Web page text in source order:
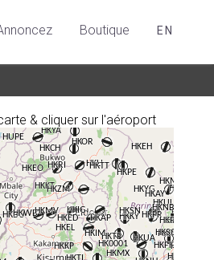
Boutique EN
& cliquer sur l'aéroport